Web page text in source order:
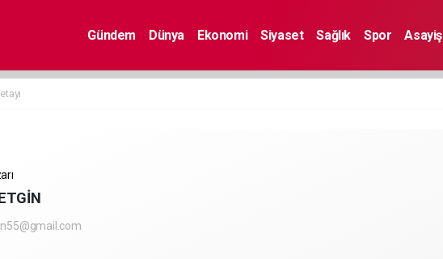
Gündem Dünya Ekonomi Siyaset Sağlık Spor Asayiş